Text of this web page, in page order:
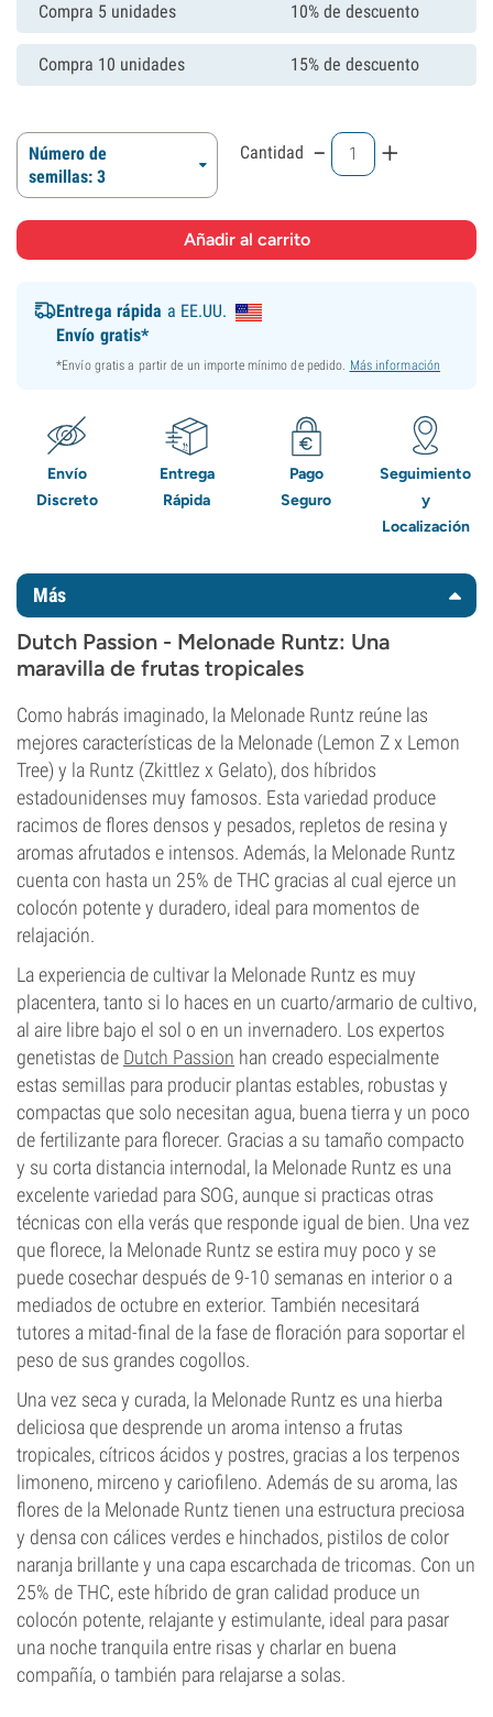
Compra 5 unidades 10% de descuento
Compra 10 unidades 15% de descuento
Número de
semillas: 3
Cantidad - +
Entrega rápida a EE.UU.
Envío gratis*
*Envío gratis a partir de un importe mínimo de pedido. Más información
Envío
Discreto
Entrega
Rápida
Pago
Seguro
Seguimiento
y
Localización
Más
Dutch Passion - Melonade Runtz: Una
maravilla de frutas tropicales
Como habrás imaginado, la Melonade Runtz reúne las
mejores características de la Melonade (Lemon Z x Lemon
Tree) y la Runtz (Zkittlez x Gelato), dos híbridos
estadounidenses muy famosos. Esta variedad produce
racimos de flores densos y pesados, repletos de resina y
aromas afrutados e intensos. Además, la Melonade Runtz
cuenta con hasta un 25% de THC gracias al cual ejerce un
colocón potente y duradero, ideal para momentos de
relajación.
La experiencia de cultivar la Melonade Runtz es muy
placentera, tanto si lo haces en un cuarto/armario de cultivo,
al aire libre bajo el sol o en un invernadero. Los expertos
genetistas de Dutch Passion han creado especialmente
estas semillas para producir plantas estables, robustas y
compactas que solo necesitan agua, buena tierra y un poco
de fertilizante para florecer. Gracias a su tamaño compacto
y su corta distancia internodal, la Melonade Runtz es una
excelente variedad para SOG, aunque si practicas otras
técnicas con ella verás que responde igual de bien. Una vez
que florece, la Melonade Runtz se estira muy poco y se
puede cosechar después de 9-10 semanas en interior o a
mediados de octubre en exterior. También necesitará
tutores a mitad-final de la fase de floración para soportar el
peso de sus grandes cogollos.
Una vez seca y curada, la Melonade Runtz es una hierba
deliciosa que desprende un aroma intenso a frutas
tropicales, cítricos ácidos y postres, gracias a los terpenos
limoneno, mirceno y cariofileno. Además de su aroma, las
flores de la Melonade Runtz tienen una estructura preciosa
y densa con cálices verdes e hinchados, pistilos de color
naranja brillante y una capa escarchada de tricomas. Con un
25% de THC, este híbrido de gran calidad produce un
colocón potente, relajante y estimulante, ideal para pasar
una noche tranquila entre risas y charlar en buena
compañía, o también para relajarse a solas.